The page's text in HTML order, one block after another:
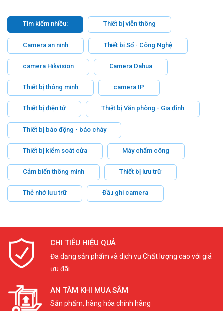
Tìm kiếm nhiều: Thiết bị viễn thông
Camera an ninh Thiết bị Số - Công Nghệ
camera Hikvision Camera Dahua
Thiết bị thông minh camera IP
Thiết bị điện tử Thiết bị Văn phòng - Gia đình
Thiết bị báo động - báo cháy
Thiết bị kiểm soát cửa Máy chấm công
Cảm biến thông minh Thiết bị lưu trữ
Thẻ nhớ lưu trữ Đầu ghi camera
CHI TIÊU HIỆU QUẢ
Đa dạng sản phẩm và dịch vụ Chất lượng cao với giá
ưu đãi
AN TÂM KHI MUA SẮM
Sản phẩm, hàng hóa chính hãng